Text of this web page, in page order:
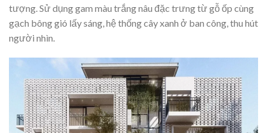
tượng. Sử dụng gam màu trắng nâu đặc trưng từ gỗ ốp cùng
gạch bông gió lấy sáng, hệ thống cây xanh ở ban công, thu hút
người nhìn.